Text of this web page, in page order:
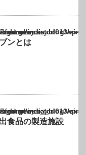
inindia_blog/wp-content/themes/
ンとは
inindia_blog/wp-content/themes/
食品の製造施設